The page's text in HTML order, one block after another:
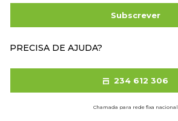
Subscrever
PRECISA DE AJUDA?
234 612 306
Chamada para rede fixa nacional